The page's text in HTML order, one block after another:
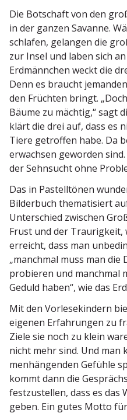
Die Botschaft von den
in der ganzen Savanne.
schlafen, gelangen die
zur Insel und laben sich
Erdmännchen weckt die
Denn es braucht
den Früchten bringt.
Bäume zu mächtig,“ sagt
klärt die drei auf, dass es
Tiere getroffen habe. Da
erwachsen geworden
der Sehnsucht ohne
Das in Pastell­tönen
Bilderbuch thema­ti­siert
Unter­schied zwischen
Frust und der Traurigkeit,
erreicht, dass man
„manchmal muss man die
probieren und manchmal
Geduld haben“, wie das
Mit den Vorle­se­kindern
eigenen Erfah­rungen zu
Ziele sie noch zu klein
nicht mehr sind. Und
men­hän­genden Gefühle
kommt dann die
festzu­stellen, dass es
geben. Ein gutes Motto